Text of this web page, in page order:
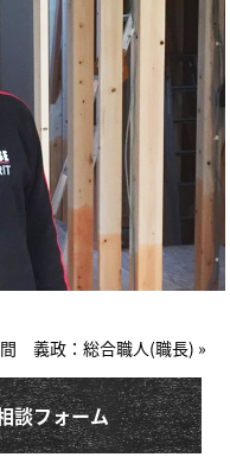
義政：総合職人(職長) »
談フォーム